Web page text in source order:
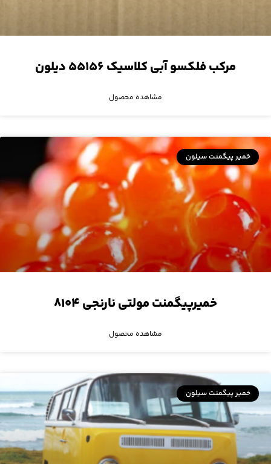
مرکب فلکسو آبی کلاسیک ۵۵۱۵۶ دیلون
مشاهده محصول
خمیر پیگمنت سیلون
خمیرپیگمنت مولتی نارنجی ۸۱۰۴
مشاهده محصول
خمیر پیگمنت سیلون